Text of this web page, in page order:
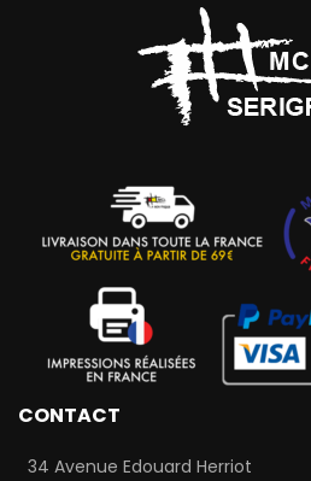
CONTACT
34 Avenue Edouard Herriot